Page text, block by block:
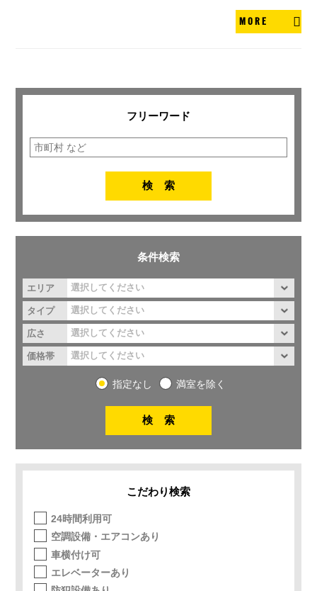
MORE
フリーワード
条件検索
エリア
タイプ
広さ
価格帯
指定なし 満室を除く
こだわり検索
24時間利用可
空調設備・エアコンあり
車横付け可
エレベーターあり